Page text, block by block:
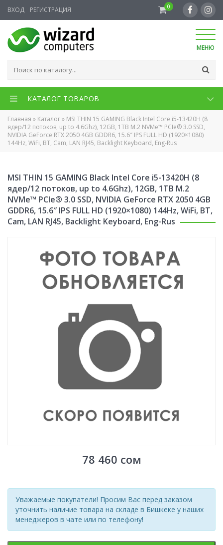
ВХОД РЕГИСТРАЦИЯ 0
МЕНЮ
КАТАЛОГ ТОВАРОВ
Главная » Каталог» MSI THIN 15 GAMING Black Intel Core i5-13420H (8
ядер/12 потоков, up to 4.6Ghz), 12GB, 1TB M.2 NVMe™ PCIe® 3.0 SSD,
NVIDIA GeForce RTX 2050 4GB GDDR6, 15.6″ IPS FULL HD (1920×1080)
144Hz, WiFi, BT, Cam, LAN RJ45, Backlight Keyboard, Eng-Rus
MSI THIN 15 GAMING Black Intel Core i5-13420H (8
ядер/12 потоков, up to 4.6Ghz), 12GB, 1TB M.2
NVMe™ PCIe® 3.0 SSD, NVIDIA GeForce RTX 2050 4GB
GDDR6, 15.6″ IPS FULL HD (1920×1080) 144Hz, WiFi, BT,
Cam, LAN RJ45, Backlight Keyboard, Eng-Rus
78 460 сом
Уважаемые покупатели! Просим Вас перед заказом
уточнить наличие товара на складе в Бишкеке у наших
менеджеров в чате или по телефону!